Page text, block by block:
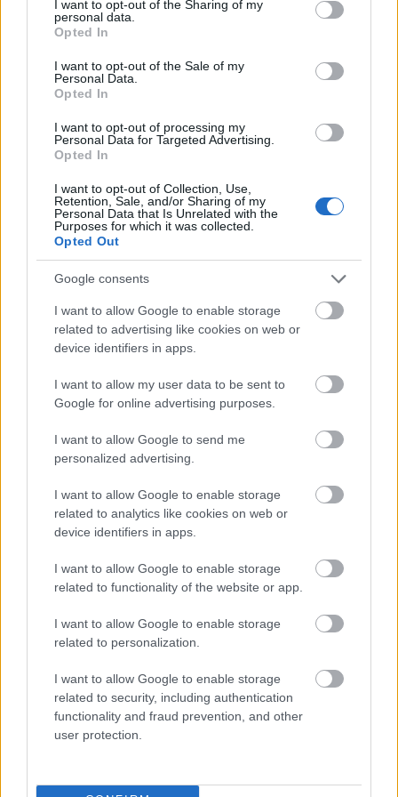
not limited to your visit or usage behaviour. You may click to
grant or deny consent to Google and its third-party tags to
use your data for below specified purposes in below Google
consent section.
I want to opt-out of the Sharing of my
personal data.
Opted In
I want to opt-out of the Sale of my
Personal Data.
Opted In
I want to opt-out of processing my
Personal Data for Targeted Advertising.
Opted In
I want to opt-out of Collection, Use,
Retention, Sale, and/or Sharing of my
Personal Data that Is Unrelated with the
Purposes for which it was collected.
Opted Out
Google consents
I want to allow Google to enable storage
related to advertising like cookies on web or
device identifiers in apps.
I want to allow my user data to be sent to
Google for online advertising purposes.
I want to allow Google to send me
personalized advertising.
I want to allow Google to enable storage
related to analytics like cookies on web or
device identifiers in apps.
I want to allow Google to enable storage
related to functionality of the website or app.
I want to allow Google to enable storage
related to personalization.
I want to allow Google to enable storage
related to security, including authentication
functionality and fraud prevention, and other
user protection.
oda: Ducki Tomek lengyel-magyar animációs
rendező, Kreet Paljas, a budapesti Anilogue
programigazgatója és Pálos György filmrendező,
producer. A gyerekfilmes versenyprogram
zsűritagjai Balázs Zoltán, a nagyváradi Partiumi
Keresztény Egyetem Képzőművészeti Tanszék
vezetője, Czakó Judit többszörös Arany Olló- és
Balázs Béla-díjas vágó, Gelley Bálint animációs
rendező, producer.
A Primanima fődíja mellett kiosztják a
legígéretesebb magyar alkotónak járó George Pal-
díjat, valamint a legnépszerűbb magyar
animációnak járó Macskássy Gyula-díjat, melyeket a
Nemzeti Média- és Hírközlési Hatóság támogat. A
két éve alapított Csermák Tibor-díjat a
kapja, ezen kívül többek közt jutalmazzák a legjobb
elsőfilmet, a legjobb diplomafilmet, valamint a
hangzsűri és a civilekből álló PrimAlter zsűri is
kiválasztja kedvencét.
A versenyfilmeken túl szertegazó panorámavetítések
színesítik a programot. Televíziós premier előtt, a
Primanimán lehet először, nyilvánosan megtekinteni
a nemrég befejezett
új egész estés magyar animációs filmet, Milorad